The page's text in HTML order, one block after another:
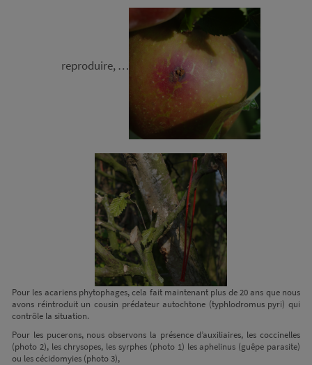
reproduire, …
Pour les acariens phytophages, cela fait maintenant plus de 20 ans que nous
avons réintroduit un cousin prédateur autochtone (typhlodromus pyri) qui
contrôle la situation.
Pour les pucerons, nous observons la présence d’auxiliaires, les coccinelles
(photo 2), les chrysopes, les syrphes (photo 1) les aphelinus (guêpe parasite)
ou les cécidomyies (photo 3),